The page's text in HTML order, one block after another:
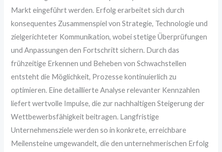
Markt eingeführt werden. Erfolg erarbeitet sich durch
konsequentes Zusammenspiel von Strategie, Technologie und
zielgerichteter Kommunikation, wobei stetige Überprüfungen
und Anpassungen den Fortschritt sichern. Durch das
frühzeitige Erkennen und Beheben von Schwachstellen
entsteht die Möglichkeit, Prozesse kontinuierlich zu
optimieren. Eine detaillierte Analyse relevanter Kennzahlen
liefert wertvolle Impulse, die zur nachhaltigen Steigerung der
Wettbewerbsfähigkeit beitragen. Langfristige
Unternehmensziele werden so in konkrete, erreichbare
Meilensteine umgewandelt, die den unternehmerischen Erfolg